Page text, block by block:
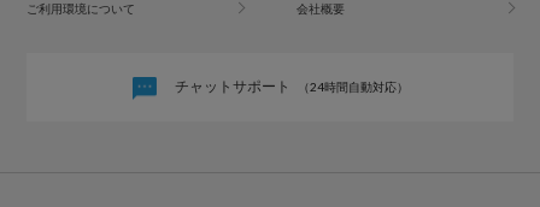
ご利用環境について 会社概要
チャットサポート （24時間自動対応）